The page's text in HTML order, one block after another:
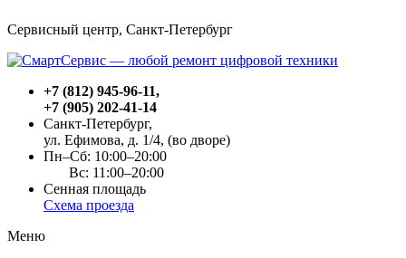
Сервисный центр, Cанкт-Петербург
+7 (812) 945-96-11,
+7 (905) 202-41-14
Санкт-Петербург,
ул. Ефимова, д. 1/4, (во дворе)
Пн–Сб: 10:00–20:00
Вс: 11:00–20:00
Сенная площадь
Схема проезда
Меню